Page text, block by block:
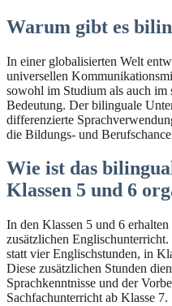
Warum gibt es
In einer globalisierten Welt
universellen
sowohl im Studium als auch im
Bedeutung. Der bilinguale
differenzierte
die Bildungs- und
Wie ist das
Klassen 5 und 6
In den Klassen 5 und 6
zusätzlichen
statt vier Englischstunden, in
Diese zusätzlichen Stunden
Sprachkenntnisse und der
Sachfachunterricht ab Klasse 7.